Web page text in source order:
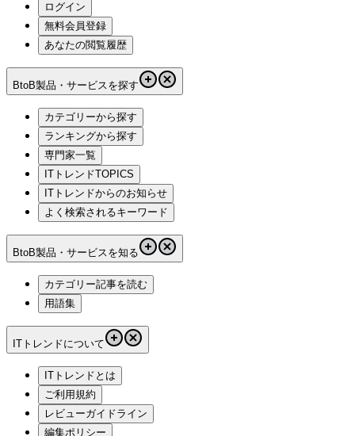
ログイン
無料会員登録
あなたの閲覧履歴
BtoB製品・サービスを探す
カテゴリーから探す
ランキングから探す
専門家一覧
ITトレンドTOPICS
ITトレンドからのお知らせ
よく検索されるキーワード
BtoB製品・サービスを知る
カテゴリー記事を読む
用語集
ITトレンドについて
ITトレンドとは
ご利用規約
レビューガイドライン
編集ポリシー